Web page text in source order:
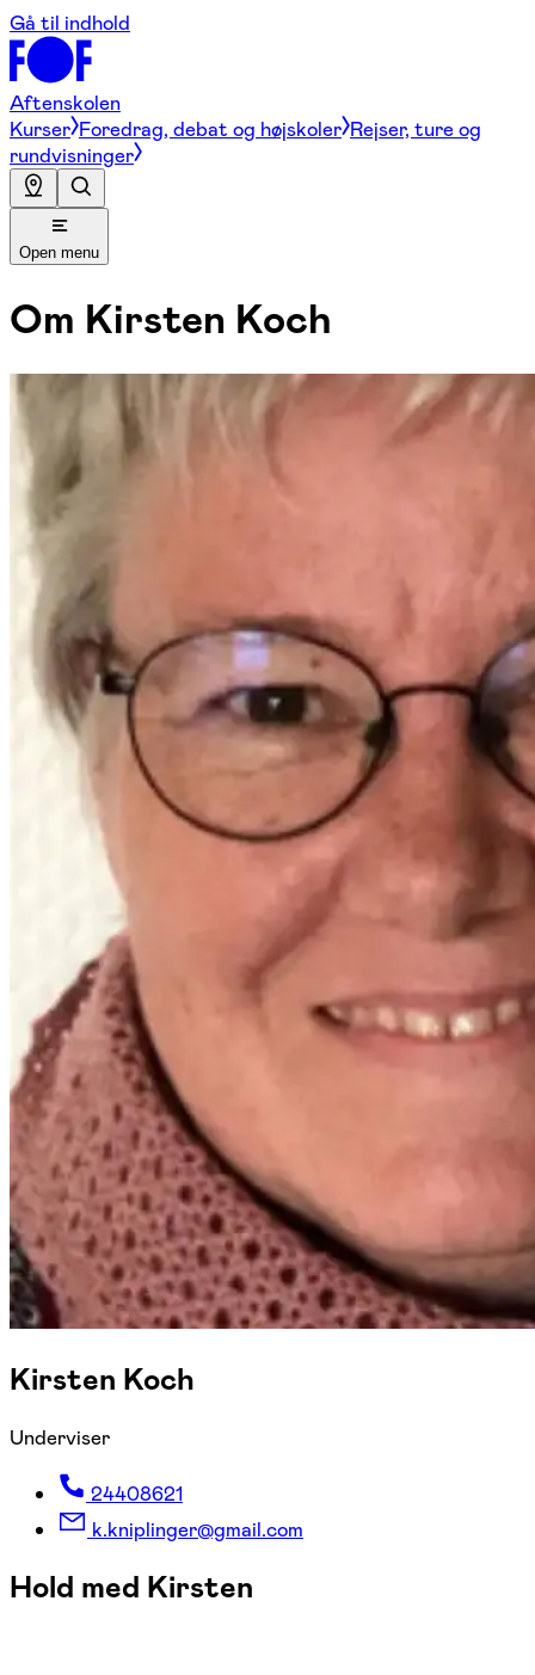
Gå til indhold
Aftenskolen
Kurser Foredrag, debat og højskoler Rejser, ture og
rundvisninger
Open menu
Om Kirsten Koch
Kirsten Koch
Underviser
24408621
k.kniplinger@gmail.com
Hold med Kirsten